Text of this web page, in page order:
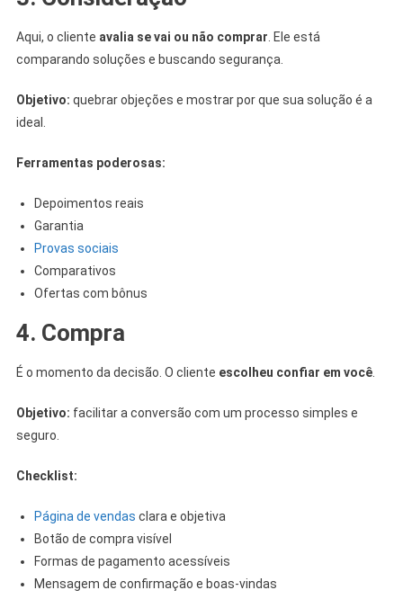
Aqui, o cliente avalia se vai ou não comprar . Ele está
comparando soluções e buscando segurança.
Objetivo: quebrar objeções e mostrar por que sua solução é a
ideal.
Ferramentas poderosas:
Depoimentos reais
Garantia
Provas sociais
Comparativos
Ofertas com bônus
4. Compra
É o momento da decisão. O cliente escolheu confiar em você.
Objetivo: facilitar a conversão com um processo simples e
seguro.
Checklist:
Página de vendas clara e objetiva
Botão de compra visível
Formas de pagamento acessíveis
Mensagem de confirmação e boas-vindas